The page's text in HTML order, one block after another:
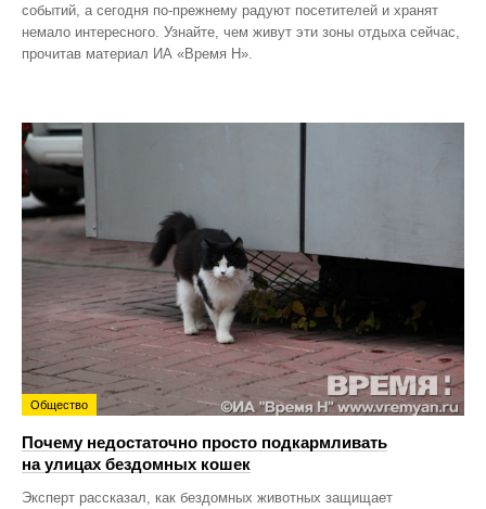
событий, а сегодня по‑прежнему радуют посетителей и хранят
немало интересного. Узнайте, чем живут эти зоны отдыха сейчас,
прочитав материал ИА «Время Н».
Общество
Почему недостаточно просто подкармливать
на улицах бездомных кошек
Эксперт рассказал, как бездомных животных защищает